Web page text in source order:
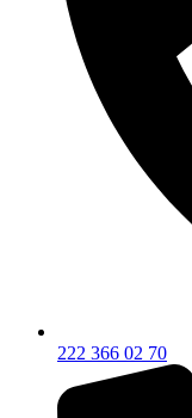
222 366 02 70